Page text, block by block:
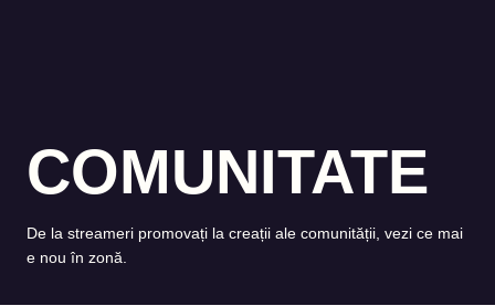
COMUNITATE
De la streameri promovați la creații ale comunității, vezi ce mai
e nou în zonă.